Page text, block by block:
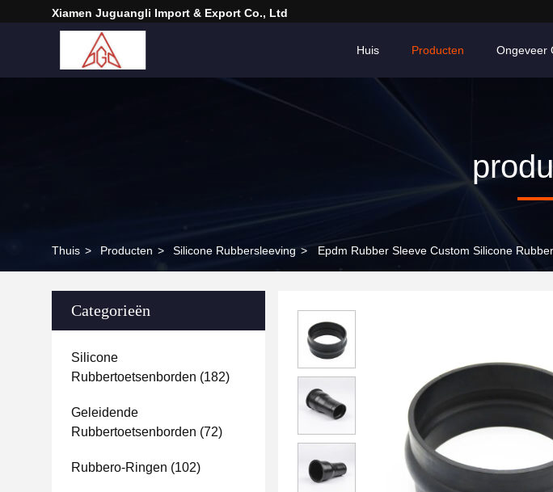
Xiamen Juguangli Import & Export Co., Ltd
Huis Producten Ongeveer
Thuis > Producten > Silicone Rubbersleeving > Epdm Rubber Sleeve Custom Silicone
Categorieën
Silicone
Rubbertoetsenborden (182)
Geleidende
Rubbertoetsenborden (72)
Rubbero-Ringen (102)